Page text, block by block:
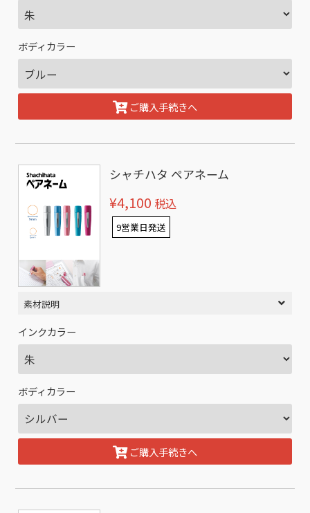
ボディカラー
ご購入手続きへ
シャチハタ ペアネーム
¥4,100 税込
9営業日発送
素材説明
インクカラー
ボディカラー
ご購入手続きへ